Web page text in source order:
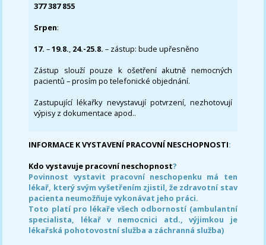
377 387 855
Srpen:
17. –19.8., 24.-25.8. – zástup: bude upřesněno
Zástup slouží pouze k ošetření akutně nemocných
pacientů – prosím po telefonické objednání.
Zastupující lékařky nevystavují potvrzení, nezhotovují
výpisy z dokumentace apod..
INFORMACE K VYSTAVENÍ PRACOVNÍ NESCHOPNOSTI:
Kdo vystavuje pracovní neschopnost?
Povinnost vystavit pracovní neschopenku má ten
lékař, který svým vyšetřením zjistil, že zdravotní stav
pacienta neumožňuje vykonávat jeho práci.
Toto platí pro lékaře všech odborností (ambulantní
specialista, lékař v nemocnici atd., výjimkou je
lékařská pohotovostní služba a záchranná služba)